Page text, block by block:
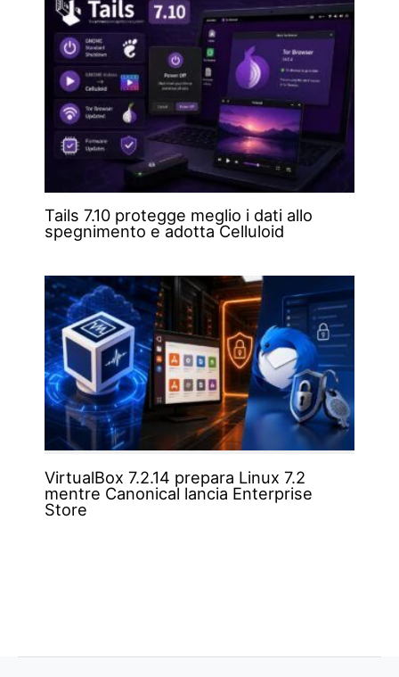
Tails 7.10 protegge meglio i dati allo
spegnimento e adotta Celluloid
VirtualBox 7.2.14 prepara Linux 7.2
mentre Canonical lancia Enterprise
Store